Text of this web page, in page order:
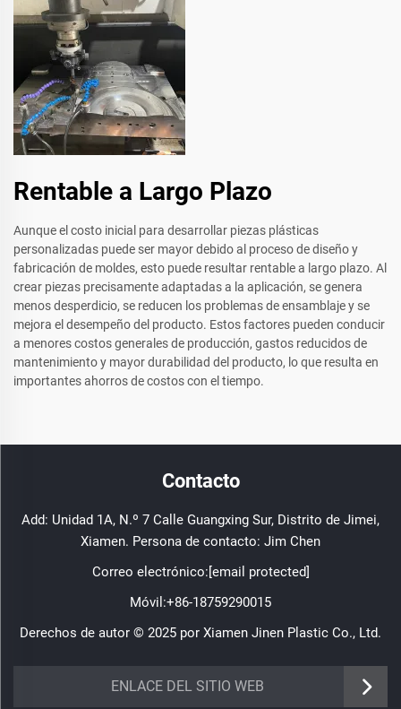
Rentable a Largo Plazo
Aunque el costo inicial para desarrollar piezas plásticas
personalizadas puede ser mayor debido al proceso de diseño y
fabricación de moldes, esto puede resultar rentable a largo plazo. Al
crear piezas precisamente adaptadas a la aplicación, se genera
menos desperdicio, se reducen los problemas de ensamblaje y se
mejora el desempeño del producto. Estos factores pueden conducir
a menores costos generales de producción, gastos reducidos de
mantenimiento y mayor durabilidad del producto, lo que resulta en
importantes ahorros de costos con el tiempo.
Contacto
Add: Unidad 1A, N.º 7 Calle Guangxing Sur, Distrito de Jimei,
Xiamen. Persona de contacto: Jim Chen
Correo electrónico:[email protected]
Móvil:+86-18759290015
Derechos de autor © 2025 por Xiamen Jinen Plastic Co., Ltd.
ENLACE DEL SITIO WEB
https://www.jinenplastic.com/service